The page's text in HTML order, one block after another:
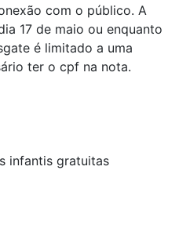
com o público. A
17 de maio ou enquanto
é limitado a uma
ter o cpf na nota.
infantis gratuitas